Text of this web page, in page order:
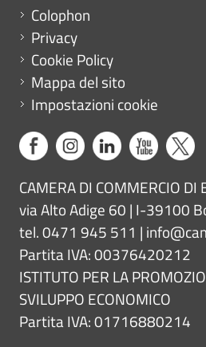
Menu footer
Colophon
Privacy
Cookie Policy
Mappa del sito
Impostazioni cookie
CAMERA DI COMMERCIO DI
via Alto Adige 60 | I-39100
tel. 0471 945 511 |
Partita IVA: 00376420212
ISTITUTO PER LA
SVILUPPO ECONOMICO
Partita IVA: 01716880214